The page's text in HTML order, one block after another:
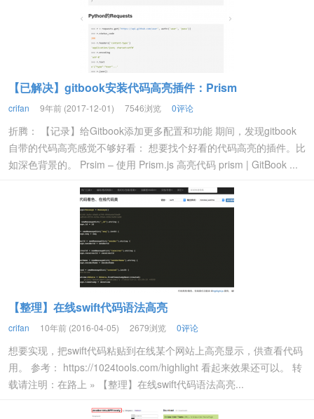
【已解决】gitbook安装代码高亮插件：Prism
crifan 9年前 (2017-12-01) 7546浏览 0评论
折腾： 【记录】给Gitbook添加更多配置和功能 期间，发现gitbook
自带的代码高亮感觉不够好看： 想要找个好看的代码高亮的插件。比
如深色背景的。 Prsim – 使用 Prism.js 高亮代码 prism | GitBook ...
【整理】在线swift代码语法高亮
crifan 10年前 (2016-04-05) 2679浏览 0评论
想要实现，把swift代码粘贴到在线某个网站上高亮显示，供查看代码
用。 参考： https://1024tools.com/highlight 看起来效果还可以。 转
载请注明：在路上 » 【整理】在线swift代码语法高亮...